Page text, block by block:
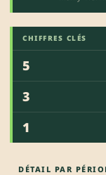
CHIFFRES CLÉS
5
3
1
DÉTAIL PAR